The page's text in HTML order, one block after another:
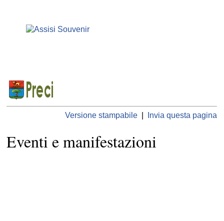
Versione stampabile Invia questa pagina
Eventi e manifestazioni